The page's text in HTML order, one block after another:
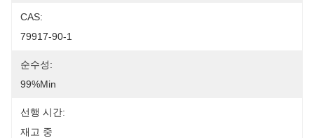
CAS:
79917-90-1
순수성:
99%min
선행 시간:
재고 중